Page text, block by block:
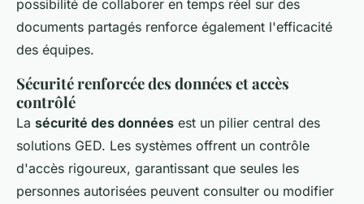
possibilité de collaborer en temps réel sur des
documents partagés renforce également l'efficacité
des équipes.
Sécurité renforcée des données et accès
contrôlé
La sécurité des données est un pilier central des
solutions GED. Les systèmes offrent un contrôle
d'accès rigoureux, garantissant que seules les
personnes autorisées peuvent consulter ou modifier